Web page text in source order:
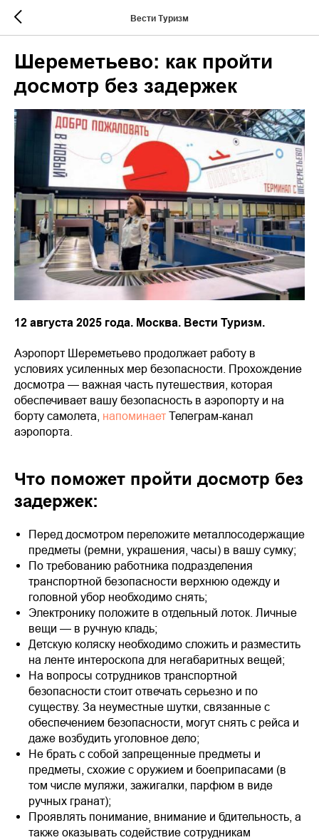
Вести Туризм
Шереметьево: как пройти
досмотр без задержек
12 августа 2025 года. Москва. Вести Туризм.
Аэропорт Шереметьево продолжает работу в
условиях усиленных мер безопасности. Прохождение
досмотра — важная часть путешествия, которая
обеспечивает вашу безопасность в аэропорту и на
борту самолета, напоминает Телеграм-канал
аэропорта.
Что поможет пройти досмотр без
задержек:
Перед досмотром переложите металлосодержащие
предметы (ремни, украшения, часы) в вашу сумку;
По требованию работника подразделения
транспортной безопасности верхнюю одежду и
головной убор необходимо снять;
Электронику положите в отдельный лоток. Личные
вещи — в ручную кладь;
Детскую коляску необходимо сложить и разместить
на ленте интероскопа для негабаритных вещей;
На вопросы сотрудников транспортной
безопасности стоит отвечать серьезно и по
существу. За неуместные шутки, связанные с
обеспечением безопасности, могут снять с рейса и
даже возбудить уголовное дело;
Не брать с собой запрещенные предметы и
предметы, схожие с оружием и боеприпасами (в
том числе муляжи, зажигалки, парфюм в виде
ручных гранат);
Проявлять понимание, внимание и бдительность, а
также оказывать содействие сотрудникам